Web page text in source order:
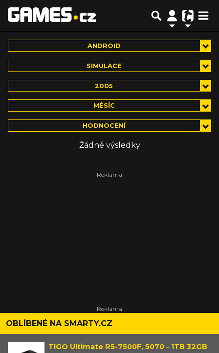
ANDROID
SIMULACE
2005
MĚSÍC
HODNOCENÍ
Žádné výsledky
OBLÍBENÉ NA SMARTY.CZ
TIGO Ultimate R5-7500F, 5070 - 1TB 32GB